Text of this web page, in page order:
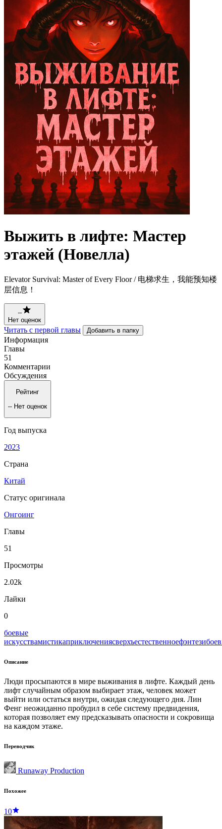
Выжить в лифте: Мастер
этажей (Новелла)
Elevator Survival: Master of Every Floor / 电梯求生，我能预知楼
层信息！
--
Нет оценок
Читать с первой главы Добавить в папку
Информация
Главы
51
Комментарии
Обсуждения
Рейтинг
-- Нет оценок
Год выпуска
2023
Страна
Китай
Статус оригинала
Онгоинг
Главы
51
Просмотры
2.02k
Лайки
0
боевые
искусствамистикаприключениясверхъестественноефэнтези
Описание
Люди просыпаются в мире выживания в лифте. Каждый день
лифт случайным образом выбирает этаж, человек может
выйти или остаться внутри, ожидая следующего дня. Лин
Фенг неожиданно пробудил в себе систему предвидения,
которая позволяет ему предсказывать опасности и сокровища
на каждом этаже.
Переводчик
Runaway Production
Похожее
10